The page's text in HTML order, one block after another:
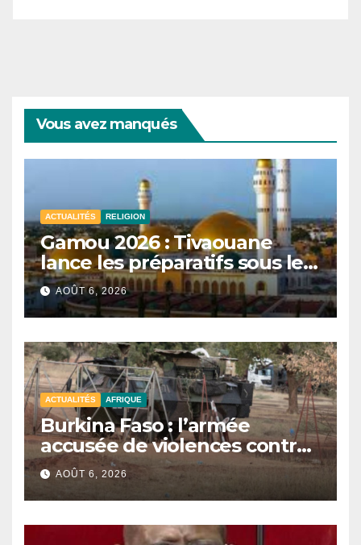
Vous avez manqués
ACTUALITÉS RELIGION
Gamou 2026 : Tivaouane
lance les préparatifs sous le
signe de l’unité et du Tawhid.
AOÛT 6, 2026
ACTUALITÉS AFRIQUE
Burkina Faso : l’armée
accusée de violences contre
des civils après une attaque
jihadiste.
AOÛT 6, 2026